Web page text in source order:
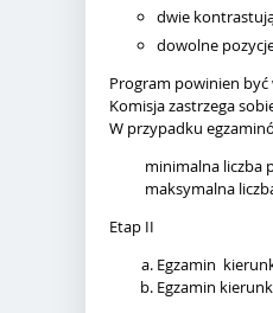
dwie
dowolne
Program powinien
Komisja zastrzega
W przypadku
minimalna liczba
maksymalna
Etap II
Egzamin
Egzamin